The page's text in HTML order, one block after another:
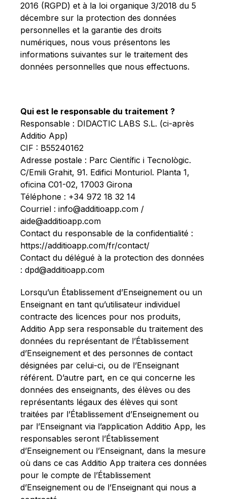
2016 (RGPD) et à la loi organique 3/2018 du 5
décembre sur la protection des données
personnelles et la garantie des droits
numériques, nous vous présentons les
informations suivantes sur le traitement des
données personnelles que nous effectuons.
Qui est le responsable du traitement ?
Responsable : DIDACTIC LABS S.L. (ci-après
Additio App)
CIF : B55240162
Adresse postale : Parc Científic i Tecnològic.
C/Emili Grahit, 91. Edifici Monturiol. Planta 1,
oficina C01-02, 17003 Girona
Téléphone : +34 972 18 32 14
Courriel : info@additioapp.com /
aide@additioapp.com
Contact du responsable de la confidentialité :
https://additioapp.com/fr/contact/
Contact du délégué à la protection des données
: dpd@additioapp.com
Lorsqu’un Établissement d’Enseignement ou un
Enseignant en tant qu’utilisateur individuel
contracte des licences pour nos produits,
Additio App sera responsable du traitement des
données du représentant de l’Établissement
d’Enseignement et des personnes de contact
désignées par celui-ci, ou de l’Enseignant
référent. D’autre part, en ce qui concerne les
données des enseignants, des élèves ou des
représentants légaux des élèves qui sont
traitées par l’Établissement d’Enseignement ou
par l’Enseignant via l’application Additio App, les
responsables seront l’Établissement
d’Enseignement ou l’Enseignant, dans la mesure
où dans ce cas Additio App traitera ces données
pour le compte de l’Établissement
d’Enseignement ou de l’Enseignant qui nous a